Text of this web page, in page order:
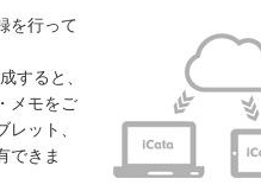
を行って
すると、
メモをご
レット、
できま